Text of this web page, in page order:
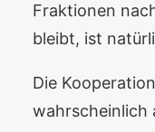
Fraktionen
bleibt, ist
Die
wahrscheinlich